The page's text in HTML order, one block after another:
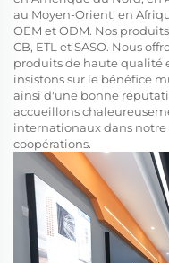
au Moyen-Orient, en
OEM et ODM. Nos
CB, ETL et SASO. Nous
produits de haute qualité
insistons sur le bénéfice
ainsi d'une bonne
accueillons
internationaux dans
coopérations.